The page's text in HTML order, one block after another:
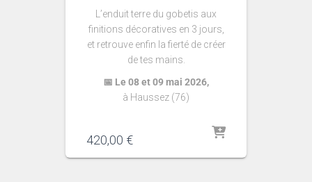
L’enduit terre du gobetis aux
finitions décoratives en 3 jours,
et retrouve enfin la fierté de créer
de tes mains.
📅 Le 08 et 09 mai 2026,
à Haussez (76)
420,00 €